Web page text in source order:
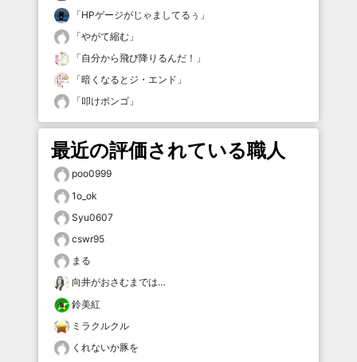
「HPゲージがじゃましてるぅ 」
「やがて縮む 」
「自分から飛び降りるんだ！ 」
「暗くなるとジ・エンド 」
「叩けボンゴ 」
最近の評価されている職人
poo0999
1o_ok
Syu0607
cswr95
まる
向井がおさむまでは…
鈴美紅
ミラクルクル
くれないか豚を